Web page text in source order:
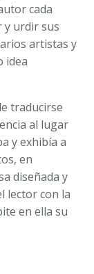
cada
y urdir sus
artistas y
idea
traducirse
al lugar
y exhibía a
en
diseñada y
lector con la
en ella su